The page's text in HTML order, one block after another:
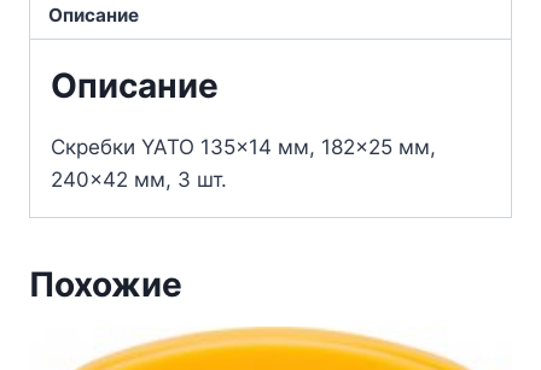
Описание
Описание
Скребки YATO 135×14 мм, 182×25 мм,
240×42 мм, 3 шт.
Похожие